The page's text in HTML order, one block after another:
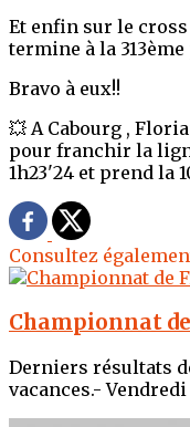
Et enfin sur le
termine à la 313ème
Bravo à eux!!
💥 A Cabourg ,
pour franchir la
1h23'24 et prend la
Consultez
Championnat
Derniers résultats
vacances.- Vendredi